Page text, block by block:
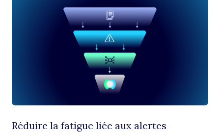
Réduire la fatigue liée aux alertes